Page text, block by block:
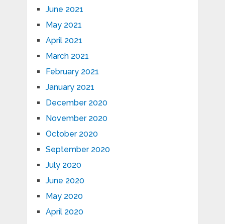
June 2021
May 2021
April 2021
March 2021
February 2021
January 2021
December 2020
November 2020
October 2020
September 2020
July 2020
June 2020
May 2020
April 2020